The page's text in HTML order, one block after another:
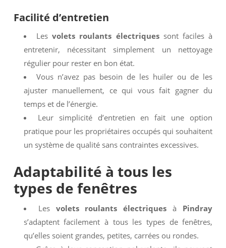
Facilité d’entretien
Lesvolets roulants électriquessont faciles à
entretenir, nécessitant simplement un nettoyage
régulier pour rester en bon état.
Vous n’avez pas besoin de les huiler ou de les
ajuster manuellement, ce qui vous fait gagner du
temps et de l’énergie.
Leur simplicité d’entretien en fait une option
pratique pour les propriétaires occupés qui souhaitent
un système de qualité sans contraintes excessives.
Adaptabilité à tous les
types de fenêtres
Les volets roulants électriques à Pindray
s’adaptent facilement à tous les types de fenêtres,
qu’elles soient grandes, petites, carrées ou rondes.